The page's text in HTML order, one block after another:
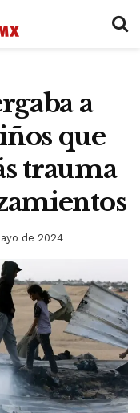
a
que
trauma
de 2024